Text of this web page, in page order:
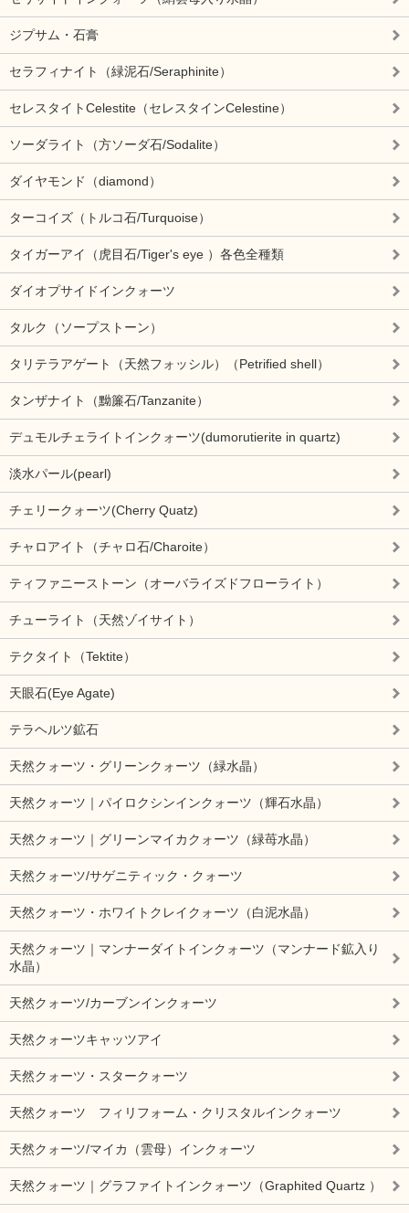
ジプサム・石膏
セラフィナイト（緑泥石/Seraphinite）
セレスタイトCelestite（セレスタインCelestine）
ソーダライト（方ソーダ石/Sodalite）
ダイヤモンド（diamond）
ターコイズ（トルコ石/Turquoise）
タイガーアイ（虎目石/Tiger's eye ）各色全種類
ダイオプサイドインクォーツ
タルク（ソープストーン）
タリテラアゲート（天然フォッシル）（Petrified shell）
タンザナイト（黝簾石/Tanzanite）
デュモルチェライトインクォーツ(dumorutierite in quartz)
淡水パール(pearl)
チェリークォーツ(Cherry Quatz)
チャロアイト（チャロ石/Charoite）
ティファニーストーン（オーバライズドフローライト）
チューライト（天然ゾイサイト）
テクタイト（Tektite）
天眼石(Eye Agate)
テラヘルツ鉱石
天然クォーツ・グリーンクォーツ（緑水晶）
天然クォーツ｜パイロクシンインクォーツ（輝石水晶）
天然クォーツ｜グリーンマイカクォーツ（緑苺水晶）
天然クォーツ/サゲニティック・クォーツ
天然クォーツ・ホワイトクレイクォーツ（白泥水晶）
天然クォーツ｜マンナーダイトインクォーツ（マンナード鉱入り
水晶）
天然クォーツ/カーブンインクォーツ
天然クォーツキャッツアイ
天然クォーツ・スタークォーツ
天然クォーツ フィリフォーム・クリスタルインクォーツ
天然クォーツ/マイカ（雲母）インクォーツ
天然クォーツ｜グラファイトインクォーツ（Graphited Quartz ）